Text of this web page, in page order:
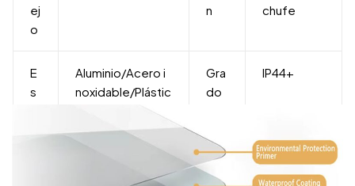
ej
o
n
chufe
E
s
Aluminio/Acero i
noxidable/Plástic
Gra
do
er
IP44+